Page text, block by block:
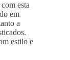
esta
em
a
estilo e